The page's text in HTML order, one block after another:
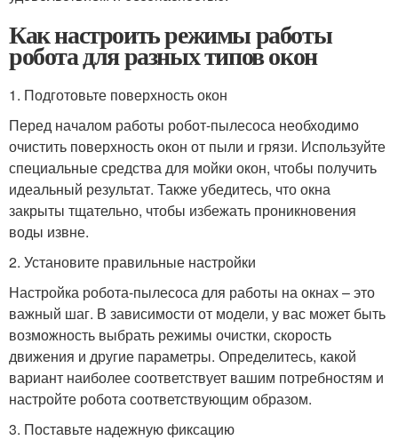
Как настроить режимы работы
робота для разных типов окон
1. Подготовьте поверхность окон
Перед началом работы робот-пылесоса необходимо
очистить поверхность окон от пыли и грязи. Используйте
специальные средства для мойки окон, чтобы получить
идеальный результат. Также убедитесь, что окна
закрыты тщательно, чтобы избежать проникновения
воды извне.
2. Установите правильные настройки
Настройка робота-пылесоса для работы на окнах – это
важный шаг. В зависимости от модели, у вас может быть
возможность выбрать режимы очистки, скорость
движения и другие параметры. Определитесь, какой
вариант наиболее соответствует вашим потребностям и
настройте робота соответствующим образом.
3. Поставьте надежную фиксацию